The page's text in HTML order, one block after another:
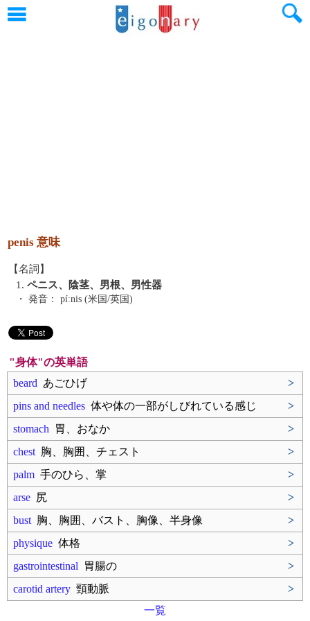
penis 意味
【名詞】
1. ペニス、陰茎、男根、男性器
・ 発音： píːnis (米国/英国)
"身体"の英単語
beard あごひげ
>
pins and needles 体や体の一部がしびれている感じ
>
stomach 胃、おなか
>
chest 胸、胸囲、チェスト
>
palm 手のひら、掌
>
arse 尻
>
bust 胸、胸囲、バスト、胸像、半身像
>
physique 体格
>
gastrointestinal 胃腸の
>
carotid artery 頸動脈
>
一覧